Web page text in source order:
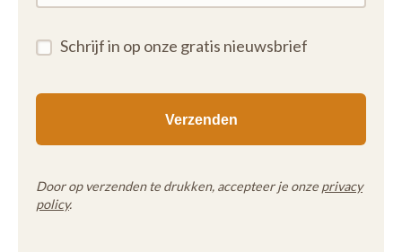
Schrijf in op onze gratis nieuwsbrief
Door op verzenden te drukken, accepteer je onze privacy
policy.